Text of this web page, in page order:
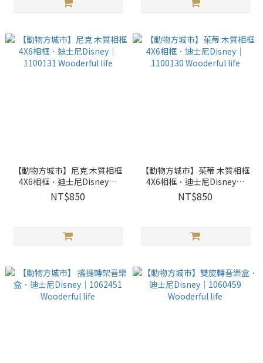
【動物方城市】尼克 木質相框
4X6相框．迪士尼Disney｜
1100131 Wooderful life
NT$850
【動物方城市】茱蒂 木質相框
4X6相框．迪士尼Disney｜
1100130 Wooderful life
NT$850